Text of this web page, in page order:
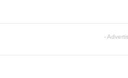
-